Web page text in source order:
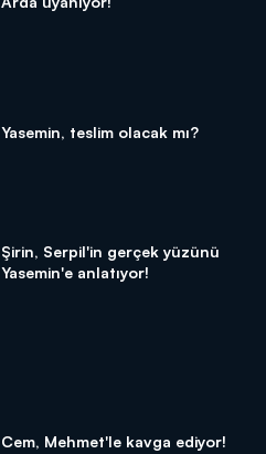
Yasemin, teslim olacak mı?
Şirin, Serpil'in gerçek yüzünü
Yasemin'e anlatıyor!
Cem, Mehmet'le kavga ediyor!